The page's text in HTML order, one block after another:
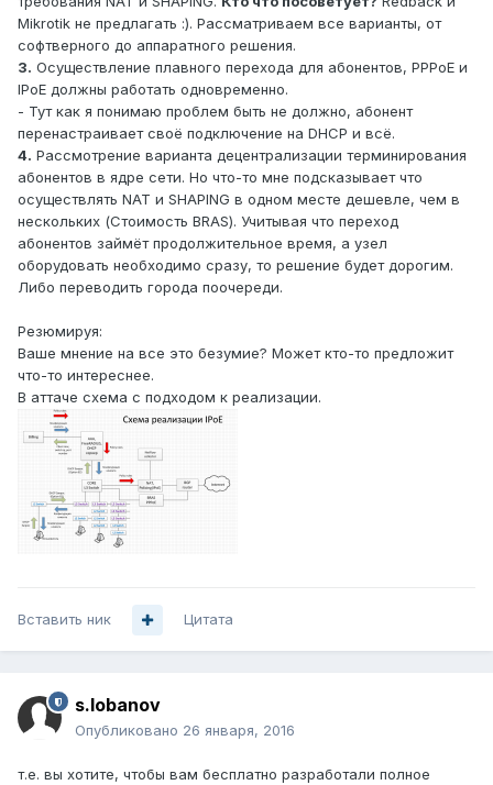
Mikrotik не предлагать :). Рассматриваем все варианты, от
софтверного до аппаратного решения.
3. Осуществление плавного перехода для абонентов, PPPoE и
IPoE должны работать одновременно.
- Тут как я понимаю проблем быть не должно, абонент
перенастраивает своё подключение на DHCP и всё.
4. Рассмотрение варианта децентрализации терминирования
абонентов в ядре сети. Но что-то мне подсказывает что
осуществлять NAT и SHAPING в одном месте дешевле, чем в
нескольких (Стоимость BRAS). Учитывая что переход
абонентов займёт продолжительное время, а узел
оборудовать необходимо сразу, то решение будет дорогим.
Либо переводить города поочереди.
Резюмируя:
Ваше мнение на все это безумие? Может кто-то предложит
что-то интереснее.
В аттаче схема с подходом к реализации.
Вставить ник Цитата
s.lobanov
Опубликовано 26 января, 2016
т.е. вы хотите, чтобы вам бесплатно разработали полное